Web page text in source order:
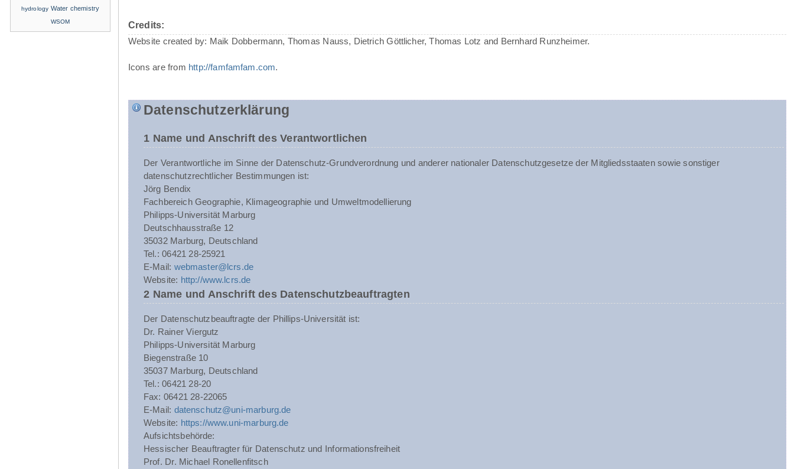
Credits:
Website created by: Maik Dobbermann, Thomas Nauss, Dietrich Göttlicher, Thomas Lotz and Bernhard Runzheimer.
Icons are from http://famfamfam.com.
Datenschutzerklärung
1 Name und Anschrift des Verantwortlichen
Der Verantwortliche im Sinne der Datenschutz-Grundverordnung und anderer nationaler Datenschutzgesetze der Mitgliedsstaaten sowie sonstiger
datenschutzrechtlicher Bestimmungen ist:
Jörg Bendix
Fachbereich Geographie, Klimageographie und Umweltmodellierung
Philipps-Universität Marburg
Deutschhausstraße 12
35032 Marburg, Deutschland
Tel.: 06421 28-25921
E-Mail: webmaster@lcrs.de
Website: http://www.lcrs.de
2 Name und Anschrift des Datenschutzbeauftragten
Der Datenschutzbeauftragte der Phillips-Universität ist:
Dr. Rainer Viergutz
Philipps-Universität Marburg
Biegenstraße 10
35037 Marburg, Deutschland
Tel.: 06421 28-20
Fax: 06421 28-22065
E-Mail: datenschutz@uni-marburg.de
Website: https://www.uni-marburg.de
Aufsichtsbehörde:
Hessischer Beauftragter für Datenschutz und Informationsfreiheit
Prof. Dr. Michael Ronellenfitsch
hydrology Water chemistry
WSOM